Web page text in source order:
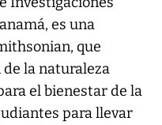
es una
que
la naturaleza
el bienestar de la
para llevar